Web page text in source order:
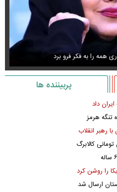
همه را به فکر فرو برد
پربیننده ها
داد
تنگه هرمز
رهبر انقلاب
کالابرگ
را روشن کرد
ارسال شد